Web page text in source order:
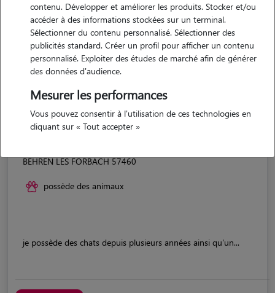
BEHREN LES FORBACH 57460
possède des animaux
je possède des chats depuis plusieurs années ainsi qu'un...
contenu. Développer et améliorer les produits. Stocker et/ou
accéder à des informations stockées sur un terminal.
Sélectionner du contenu personnalisé. Sélectionner des
publicités standard. Créer un profil pour afficher un contenu
personnalisé. Exploiter des études de marché afin de générer
des données d'audience.
Mesurer les performances
Vous pouvez consentir à l'utilisation de ces technologies en
cliquant sur « Tout accepter »